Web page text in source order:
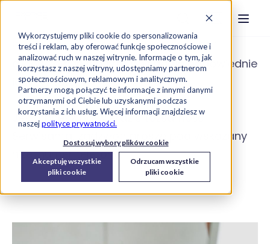
Wykorzystujemy pliki cookie do spersonalizowania
treści i reklam, aby oferować funkcje społecznościowe i
analizować ruch w naszej witrynie. Informacje o tym, jak
korzystasz z naszej witryny, udostępniamy partnerom
społecznościowym, reklamowym i analitycznym.
Partnerzy mogą połączyć te informacje z innymi danymi
otrzymanymi od Ciebie lub uzyskanymi podczas
korzystania z ich usług. Więcej informacji znajdziesz w
naszejpolityce prywatności.
Dostosuj wybory plików cookie
Akceptuję wszystkie
pliki cookie
Odrzucam wszystkie
pliki cookie
Szukaj na stronie
Skontaktuj
Pracownicy Serwisu Exorigo-Upos SA i
autoryzowanych firm posiadają odpowiednie
identyfikatory.
Jeśli chcesz potwierdzić tożsamość
Serwisanta, zadzwoń proszę pod wskazany
niżej numer telefonu.